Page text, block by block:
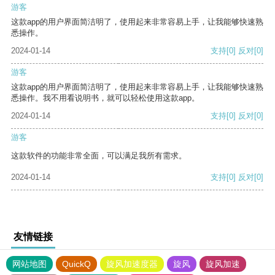
游客
这款app的用户界面简洁明了，使用起来非常容易上手，让我能够快速熟
悉操作。
2024-01-14
支持[0] 反对[0]
游客
这款app的用户界面简洁明了，使用起来非常容易上手，让我能够快速熟
悉操作。我不用看说明书，就可以轻松使用这款app。
2024-01-14
支持[0] 反对[0]
游客
这款软件的功能非常全面，可以满足我所有需求。
2024-01-14 支持[0] 反对[0]
友情链接
网站地图 QuickQ 旋风加速度器 旋风 旋风加速